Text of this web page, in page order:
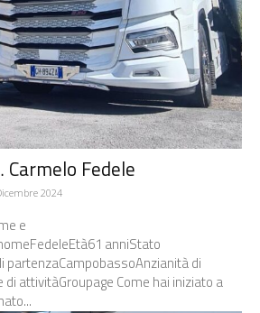
Fedele
2024
anniStato
partenzaCampobassoAnzianità di
Come hai iniziato a
lavoro? È nato...